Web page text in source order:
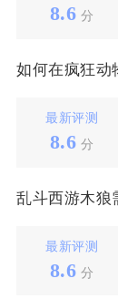
8.6 分
最新评测
8.6 分
乱斗西游木狼
最新评测
8.6 分